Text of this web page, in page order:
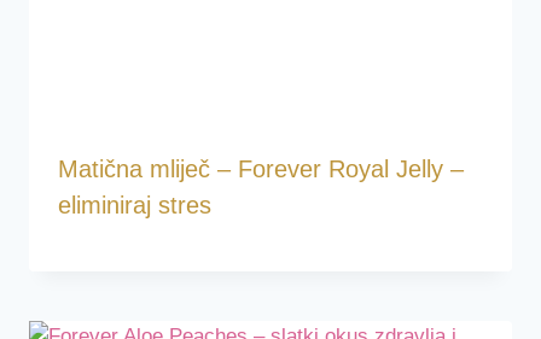
Matična mliječ – Forever Royal Jelly –
eliminiraj stres